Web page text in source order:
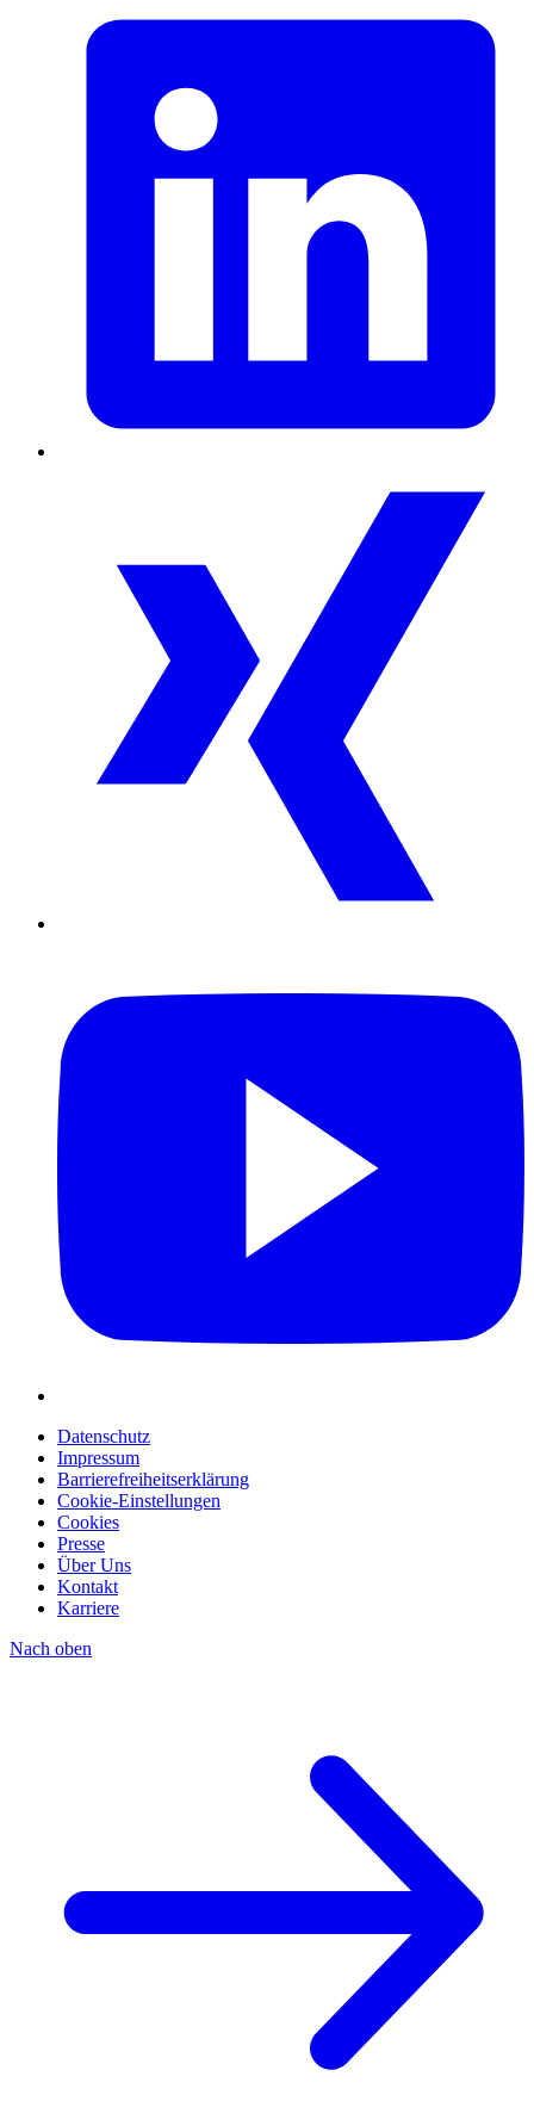
Datenschutz
Impressum
Barrierefreiheitserklärung
Cookie-Einstellungen
Cookies
Presse
Über Uns
Kontakt
Karriere
Nach oben